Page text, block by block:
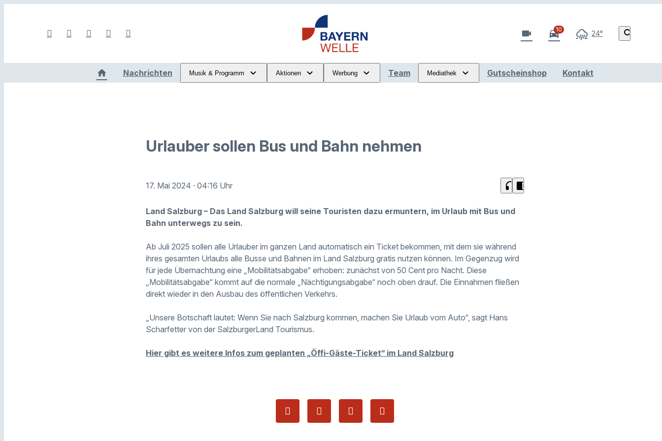
videocam directions_car
10 24° search
Nachrichten Musik & Programm Aktionen Werbung Team Mediathek Gutscheinshop Kontakt
Urlauber sollen Bus und Bahn nehmen
17. Mai 2024 · 04:16 Uhr headphones chrome_reader_mode
Land Salzburg – Das Land Salzburg will seine Touristen dazu ermuntern, im Urlaub mit Bus und
Bahn unterwegs zu sein.
Ab Juli 2025 sollen alle Urlauber im ganzen Land automatisch ein Ticket bekommen, mit dem sie während
ihres gesamten Urlaubs alle Busse und Bahnen im Land Salzburg gratis nutzen können. Im Gegenzug wird
für jede Übernachtung eine „Mobilitätsabgabe“ erhoben: zunächst von 50 Cent pro Nacht. Diese
„Mobilitätsabgabe“ kommt auf die normale „Nächtigungsabgabe“ noch oben drauf. Die Einnahmen fließen
direkt wieder in den Ausbau des öffentlichen Verkehrs.
„Unsere Botschaft lautet: Wenn Sie nach Salzburg kommen, machen Sie Urlaub vom Auto“, sagt Hans
Scharfetter von der SalzburgerLand Tourismus.
Hier gibt es weitere Infos zum geplanten „Öffi-Gäste-Ticket“ im Land Salzburg